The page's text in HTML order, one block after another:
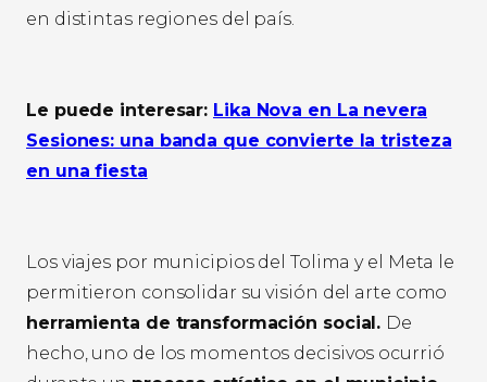
en distintas regiones del país.
Le puede interesar: Lika Nova en La nevera
Sesiones: una banda que convierte la tristeza
en una fiesta
Los viajes por municipios del Tolima y el Meta le
permitieron consolidar su visión del arte como
herramienta de transformación social. De
hecho, uno de los momentos decisivos ocurrió